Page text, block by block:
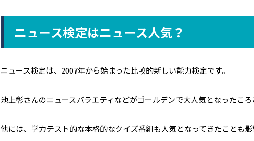
ニュース検定はニュース人気？
ニュース検定は、2007年から始まった比較的新しい能力検定です。
池上彰さんのニュースバラエティなどがゴールデンで大人気となったころ
他には、学力テスト的な本格的なクイズ番組も人気となってきたことも影